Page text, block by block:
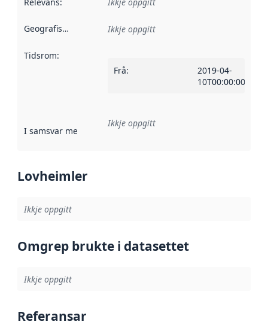
Geografisk område Ikkje oppgitt
Tidsrom:
Frå:
2019-04-
10T00:00:00Z
I samsvar med Referanse til ei implementeringsregel eller
Ikkje oppgitt
Lovheimler
Ikkje oppgitt
Omgrep brukte i datasettet
Ikkje oppgitt
Referansar